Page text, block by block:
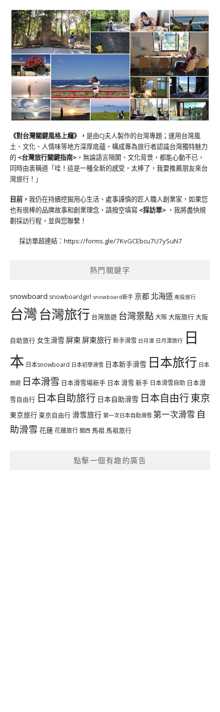
《對台灣關鍵風格上癮》 ， 是由CJ夫人製作的台灣專題；運用台灣風
土、文化、人情味等地方深厚底蘊，構成專為旅行者認識台灣獨特魅力
的 <台灣旅行關鍵指南> ，無論語言隔閡、文化背景，都能心動不已，
同時由衷稱道「哇！這是一種全新的感受，太棒了，我要推薦朋友來台
灣旅行！」
目前， 我仍在持續挖掘用心生活、處事謹慎的匠人職人創業家，如果您
也有很棒的品牌故事和創業理念，請撥空填寫 <採訪單> ，我將盡快規
劃採訪行程，並與您聯繫！
採訪單超連結： https://forms.gle/7KvGCEbcu7U7ySuN7
熱門關鍵字
snowboard snowboardgirl snowboard新手 京都 北海道 南投旅行
台灣台灣旅行 台灣旅遊 台灣景點大阪大阪旅行大阪
自助旅行 女生滑雪 屏東 屏東旅行新手滑雪 日月潭 日月潭旅行 日
本 日本snowboard 日本初學滑雪 日本新手滑雪 日本旅行 日本
旅遊 日本滑雪 日本滑雪場新手 日本 滑雪 新手 日本滑雪自助 日本滑
雪自由行 日本自助旅行 日本自助滑雪 日本自由行東京
東京旅行 東京自由行 滑雪旅行 第一次日本自助滑雪 第一次滑雪 自
助滑雪 花蓮花蓮旅行 關西 馬祖 馬祖旅行
點擊一個有趣的廣告